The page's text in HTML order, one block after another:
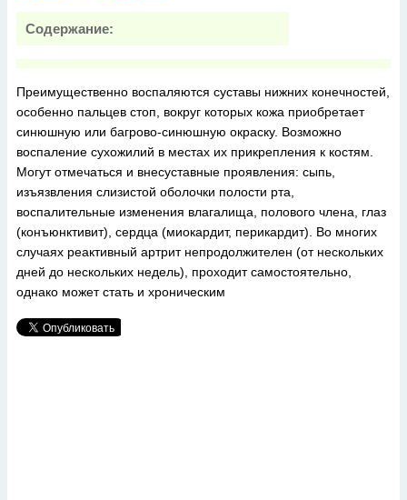
Содержание:
Преимущественно воспаляются суставы нижних конечностей,
особенно пальцев стоп, вокруг которых кожа приобретает
синюшную или багрово-синюшную окраску. Возможно
воспаление сухожилий в местах их прикрепления к костям.
Могут отмечаться и внесуставные проявления: сыпь,
изъязвления слизистой оболочки полости рта,
воспалительные изменения влагалища, полового члена, глаз
(конъюнктивит), сердца (миокардит, перикардит). Во многих
случаях реактивный артрит непродолжителен (от нескольких
дней до нескольких недель), проходит самостоятельно,
однако может стать и хроническим